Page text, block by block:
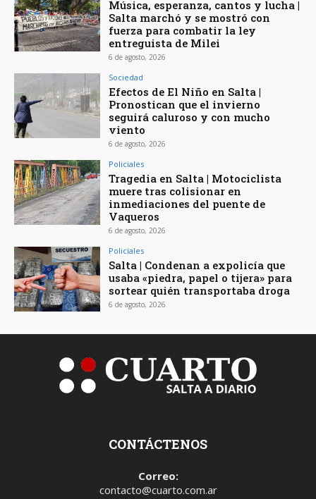
Música, esperanza, cantos y lucha |
Salta marchó y se mostró con
fuerza para combatir la ley
entreguista de Milei
6 de agosto, 2026
Sociedad
Efectos de El Niño en Salta |
Pronostican que el invierno
seguirá caluroso y con mucho
viento
6 de agosto, 2026
Policiales
Tragedia en Salta | Motociclista
muere tras colisionar en
inmediaciones del puente de
Vaqueros
6 de agosto, 2026
Policiales
Salta | Condenan a expolicía que
usaba «piedra, papel o tijera» para
sortear quién transportaba droga
6 de agosto, 2026
CONTÁCTENOS
Correo:
contacto@cuarto.com.ar